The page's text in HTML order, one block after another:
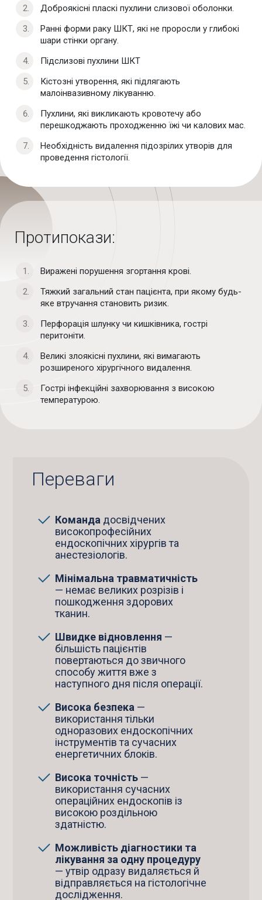
Доброякісні пласкі пухлини слизової оболонки.
Ранні форми раку ШКТ, які не проросли у глибокі
шари стінки органу.
Підслизові пухлини ШКТ
Кістозні утворення, які підлягають
малоінвазивному лікуванню.
Пухлини, які викликають кровотечу або
перешкоджають проходженню їжі чи калових мас.
Необхідність видалення підозрілих утворів для
проведення гістології.
Протипокази:
Виражені порушення згортання крові.
Тяжкий загальний стан пацієнта, при якому будь-
яке втручання становить ризик.
Перфорація шлунку чи кишківника, гострі
перитоніти.
Великі злоякісні пухлини, які вимагають
розширеного хірургічного видалення.
Гострі інфекційні захворювання з високою
температурою.
Переваги
Команда досвідчених
високопрофесійних
ендоскопічних хірургів та
анестезіологів.
Мінімальна травматичність
— немає великих розрізів і
пошкодження здорових
тканин.
Швидке відновлення —
більшість пацієнтів
повертаються до звичного
способу життя вже з
наступного дня після операції.
Висока безпека —
використання тільки
одноразових ендоскопічних
інструментів та сучасних
енергетичних блоків.
Висока точність —
використання сучасних
операційних ендоскопів із
високою роздільною
здатністю.
Можливість діагностики та
лікування за одну процедуру
— утвір одразу видаляється й
відправляється на гістологічне
дослідження.